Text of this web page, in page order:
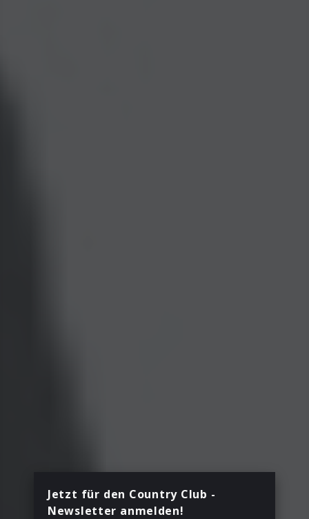
Jetzt für den Country Club -
Newsletter anmelden!